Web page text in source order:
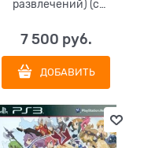
развлечений) (с
(русская версия) (PS3)
Новый
7 500 руб.
ДОБАВИТЬ